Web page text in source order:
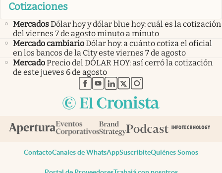
Cotizaciones
MercadosDólar hoy y dólar blue hoy: cuál es la cotización
del viernes 7 de agosto minuto a minuto
Mercado cambiarioDólar hoy: a cuánto cotiza el oficial
en los bancos de la City este viernes 7 de agosto
MercadoPrecio del DÓLAR HOY: así cerró la cotización
de este jueves 6 de agosto
abre en nueva pestaña
abre en nueva pestaña
abre en nueva pestaña
abre en nueva pestaña
abre en nueva pestaña
ContactoCanales de WhatsAppSuscribiteQuiénes Somos